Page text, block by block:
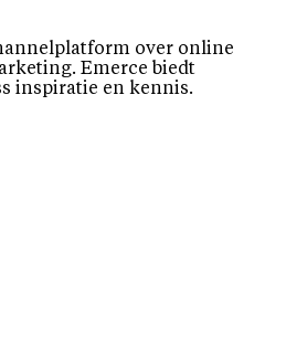
over online
Emerce biedt
inspiratie en kennis.